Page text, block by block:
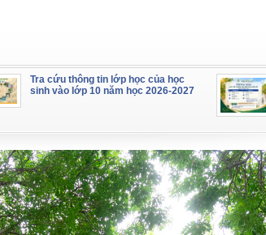
Tra cứu thông tin lớp học của học
sinh vào lớp 10 năm học 2026-2027